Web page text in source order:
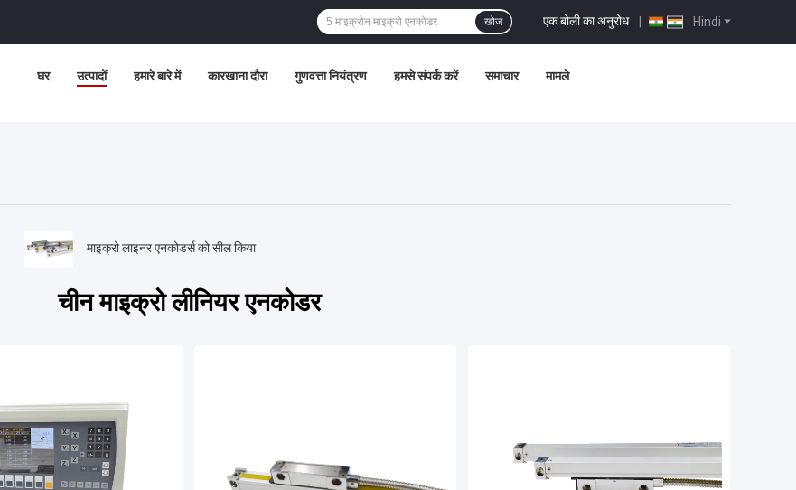
Hindi
एक बोली का अनुरोध |
खोज
घर उत्पादों हमारे बारे में कारखाना दौरा गुणवत्ता नियंत्रण हमसे संपर्क करें समाचार मामले
माइक्रो लाइनर एनकोडर्स को सील किया
चीन माइक्रो लीनियर एनकोडर